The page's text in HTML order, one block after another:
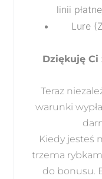
linii
Lure
Dziękuję
Teraz
warunki
Kiedy jesteś
trzema
do bonusu.